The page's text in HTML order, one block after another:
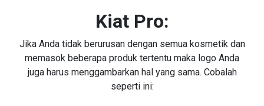
Kiat Pro:
Jika Anda tidak berurusan dengan semua kosmetik dan
memasok beberapa produk tertentu maka logo Anda
juga harus menggambarkan hal yang sama. Cobalah
seperti ini: